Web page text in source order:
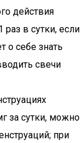
действия
раз в сутки, если
о себе знать
свечи
за сутки, можно
при